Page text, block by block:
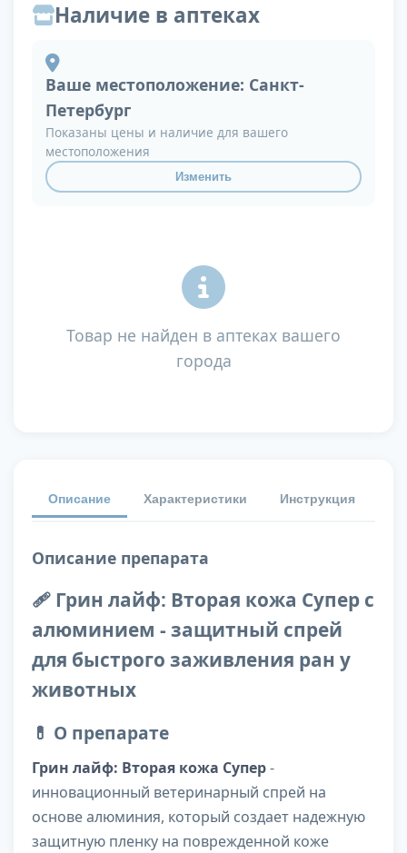
Наличие в аптеках
Ваше местоположение: Санкт-
Петербург
Показаны цены и наличие для вашего
местоположения
Изменить
Товар не найден в аптеках вашего
города
Описание Характеристики Инструкция
Описание препарата
🩹 Грин лайф: Вторая кожа Супер с
алюминием - защитный спрей
для быстрого заживления ран у
животных
💊 О препарате
Грин лайф: Вторая кожа Супер-
инновационный ветеринарный спрей на
основе алюминия, который создает надежную
защитную пленку на поврежденной коже